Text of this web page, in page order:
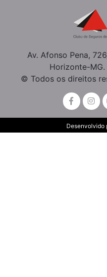
Av. Afonso Pena,
Horizonte-MG.
© Todos os direitos
Desenvolvido